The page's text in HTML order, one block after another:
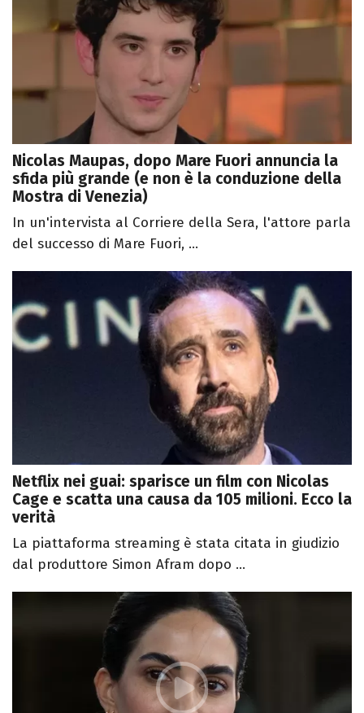
Nicolas Maupas, dopo Mare Fuori annuncia la
sfida più grande (e non è la conduzione della
Mostra di Venezia)
In un'intervista al Corriere della Sera, l'attore parla
del successo di Mare Fuori, ...
Netflix nei guai: sparisce un film con Nicolas
Cage e scatta una causa da 105 milioni. Ecco la
verità
La piattaforma streaming è stata citata in giudizio
dal produttore Simon Afram dopo ...